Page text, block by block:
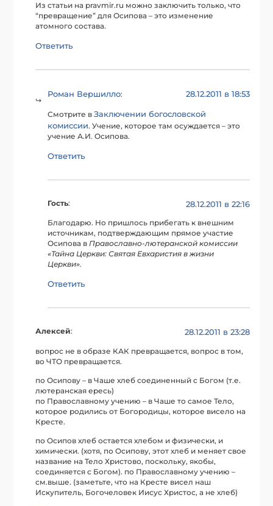
Из статьи на pravmir.ru можно заключить только, что
“превращение” для Осипова – это изменение
атомного состава.
Ответить
Роман Вершилло: 28.12.2011 в 18:53
Смотрите вЗаключении богословской
комиссии. Учение, которое там осуждается – это
учение А.И. Осипова.
Ответить
Гость: 28.12.2011 в 22:16
Благодарю. Но пришлось прибегать к внешним
источникам, подтверждающим прямое участие
Осипова вПравославно-лютеранской комиссии
«Тайна Церкви: Святая Евхаристия в жизни
Церкви».
Ответить
Алексей: 28.12.2011 в 23:28
вопрос не в образе КАК превращается, вопрос в том,
во ЧТО превращается.
по Осипову – в Чаше хлеб соединенный с Богом (т.е.
лютеранская ересь)
по Православному учению – в Чаше то самое Тело,
которое родились от Богородицы, которое висело на
Кресте.
по Осипов хлеб остается хлебом и физически, и
химически. (хотя, по Осипову, этот хлеб и меняет свое
название на Тело Христово, поскольку, якобы,
соединяется с Богом). по Православному учению –
см.выше. (заметьте, что на Кресте висел наш
Искупитель, Богочеловек Иисус Христос, а не хлеб)